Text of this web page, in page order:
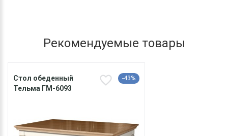
Рекомендуемые товары
Стол обеденный
Тельма ГМ-6093
-43%